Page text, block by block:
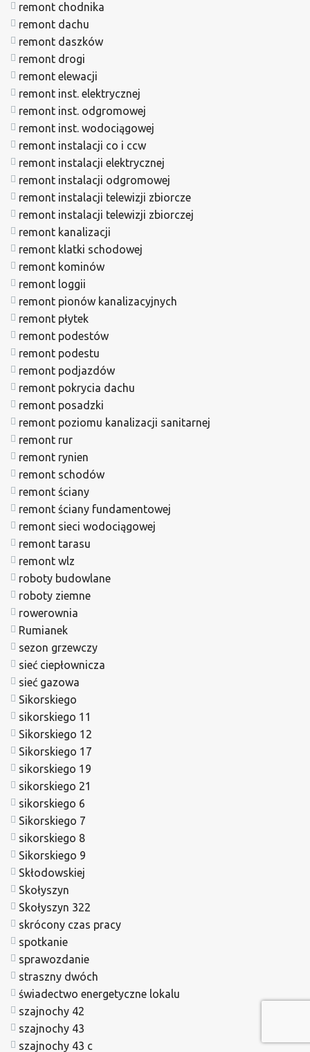
remont chodnika
remont dachu
remont daszków
remont drogi
remont elewacji
remont inst. elektrycznej
remont inst. odgromowej
remont inst. wodociągowej
remont instalacji co i ccw
remont instalacji elektrycznej
remont instalacji odgromowej
remont instalacji telewizji zbiorcze
remont instalacji telewizji zbiorczej
remont kanalizacji
remont klatki schodowej
remont kominów
remont loggii
remont pionów kanalizacyjnych
remont płytek
remont podestów
remont podestu
remont podjazdów
remont pokrycia dachu
remont posadzki
remont poziomu kanalizacji sanitarnej
remont rur
remont rynien
remont schodów
remont ściany
remont ściany fundamentowej
remont sieci wodociągowej
remont tarasu
remont wlz
roboty budowlane
roboty ziemne
rowerownia
Rumianek
sezon grzewczy
sieć ciepłownicza
sieć gazowa
Sikorskiego
sikorskiego 11
Sikorskiego 12
Sikorskiego 17
sikorskiego 19
sikorskiego 21
sikorskiego 6
Sikorskiego 7
sikorskiego 8
Sikorskiego 9
Skłodowskiej
Skołyszyn
Skołyszyn 322
skrócony czas pracy
spotkanie
sprawozdanie
straszny dwóch
świadectwo energetyczne lokalu
szajnochy 42
szajnochy 43
szajnochy 43 c